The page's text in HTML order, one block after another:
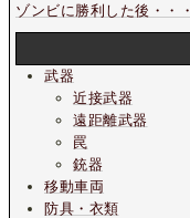
ゾンビに勝利した後・・・
武器
近接武器
遠距離武器
罠
銃器
移動車両
防具・衣類